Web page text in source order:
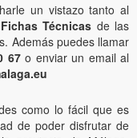
un vistazo tanto al
Fichas Técnicas de las
Además puedes llamar
67o enviar un email al
como lo fácil que es
de poder disfrutar de